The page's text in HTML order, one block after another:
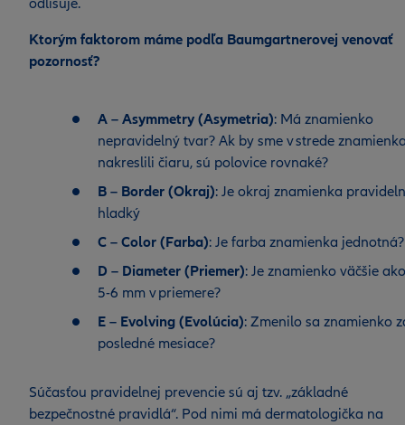
odlišuje.
Ktorým faktorom máme podľa Baumgartnerovej venovať
pozornosť?
A – Asymmetry (Asymetria): Má znamienko
nepravidelný tvar? Ak by sme v strede
nakreslili čiaru, sú polovice rovnaké?
B – Border (Okraj): Je okraj znamienka
hladký
C – Color (Farba): Je farba znamienka
D – Diameter (Priemer): Je znamienko väčšie ako
5-6 mm v priemere?
E – Evolving (Evolúcia): Zmenilo sa znamienko
posledné mesiace?
Súčasťou pravidelnej prevencie sú aj tzv. „základné
bezpečnostné pravidlá“. Pod nimi má dermatologička na